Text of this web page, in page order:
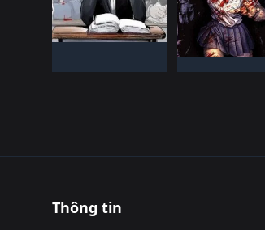
NHậT BảN
ĐANG TIếN HàNH
NHậT BảN
ĐANG TIếN HàNH
Thông tin